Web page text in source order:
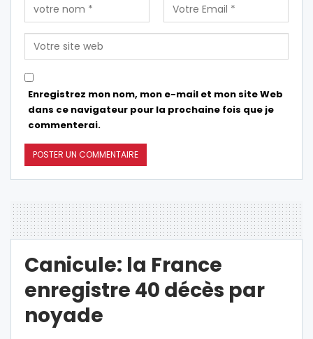
Enregistrez mon nom, mon e-mail et mon site Web
dans ce navigateur pour la prochaine fois que je
commenterai.
Canicule: la France
enregistre 40 décès par
noyade